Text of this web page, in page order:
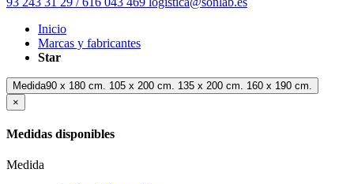
Inicio
Marcas y fabricantes
Star
Medida90 x 180 cm. 105 x 200 cm. 135 x 200 cm. 160 x 190 cm.
×
Medidas disponibles
Medida